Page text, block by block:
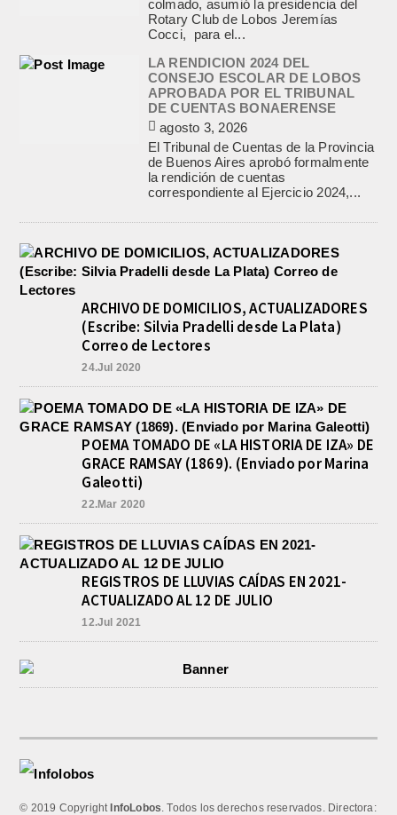
colmado, asumió la presidencia del
Rotary Club de Lobos Jeremías
Cocci, para el...
LA RENDICION 2024 DEL
CONSEJO ESCOLAR DE LOBOS
APROBADA POR EL TRIBUNAL
DE CUENTAS BONAERENSE
agosto 3, 2026
El Tribunal de Cuentas de la Provincia
de Buenos Aires aprobó formalmente
la rendición de cuentas
correspondiente al Ejercicio 2024,...
ARCHIVO DE DOMICILIOS, ACTUALIZADORES
(Escribe: Silvia Pradelli desde La Plata)
Correo de Lectores
24.Jul 2020
POEMA TOMADO DE «LA HISTORIA DE IZA» DE
GRACE RAMSAY (1869). (Enviado por Marina
Galeotti)
22.Mar 2020
REGISTROS DE LLUVIAS CAÍDAS EN 2021-
ACTUALIZADO AL 12 DE JULIO
12.Jul 2021
© 2019 CopyrightInfoLobos . Todos los derechos reservados. Directora: